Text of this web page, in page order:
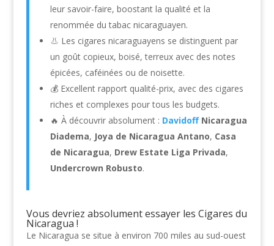
leur savoir-faire, boostant la qualité et la
renommée du tabac nicaraguayen.
👃 Les cigares nicaraguayens se distinguent par
un goût copieux, boisé, terreux avec des notes
épicées, caféinées ou de noisette.
💰 Excellent rapport qualité-prix, avec des cigares
riches et complexes pour tous les budgets.
🔥 À découvrir absolument : DavidoffNicaragua
Diadema, Joya de Nicaragua Antano, Casa
de Nicaragua, Drew Estate Liga Privada,
Undercrown Robusto.
Vous devriez absolument essayer les Cigares du
Nicaragua !
Le Nicaragua se situe à environ 700 miles au sud-ouest